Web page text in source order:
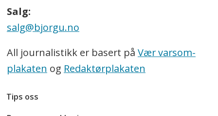
Salg:
salg@bjorgu.no
All journalistikk er basert på Vær varsom-
plakaten og Redaktørplakaten
Tips oss